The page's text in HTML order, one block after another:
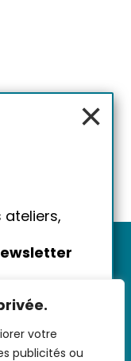
votre
publicités ou
-Données
×
ateliers,